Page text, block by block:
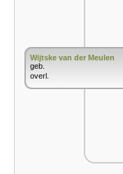
Wijtske van der Meulen
geb.
overl.